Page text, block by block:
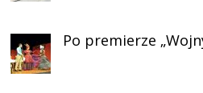
Po premierze